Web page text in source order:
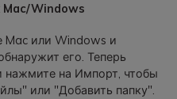
Windows
Mac или Windows и
его. Теперь
нажмите на Импорт, чтобы
или "Добавить папку".